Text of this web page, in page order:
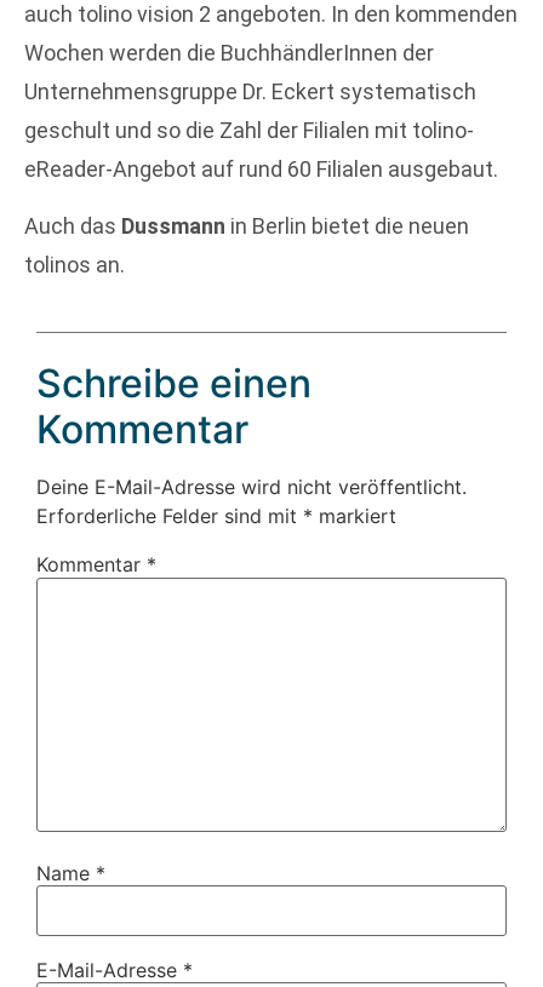
auch tolino vision 2 angeboten. In den kommenden
Wochen werden die BuchhändlerInnen der
Unternehmensgruppe Dr. Eckert systematisch
geschult und so die Zahl der Filialen mit tolino-
eReader-Angebot auf rund 60 Filialen ausgebaut.
Auch das Dussmann in Berlin bietet die neuen
tolinos an.
Schreibe einen
Kommentar
Deine E-Mail-Adresse wird nicht veröffentlicht.
Erforderliche Felder sind mit * markiert
Kommentar *
Name *
E-Mail-Adresse *